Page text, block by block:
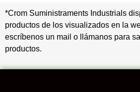
*Crom Suministraments Industrials
productos de los visualizados en la
escríbenos un mail o llámanos para
productos.